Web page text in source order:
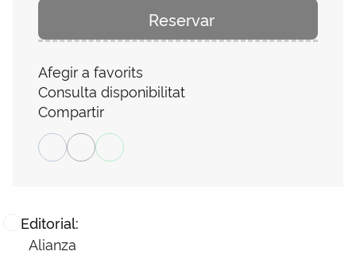
Editorial:
Alianza
Reservar
Afegir a favorits
Consulta disponibilitat
Compartir